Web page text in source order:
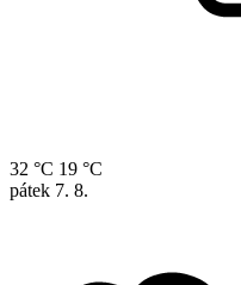
32 °C 19 °C
pátek 7. 8.